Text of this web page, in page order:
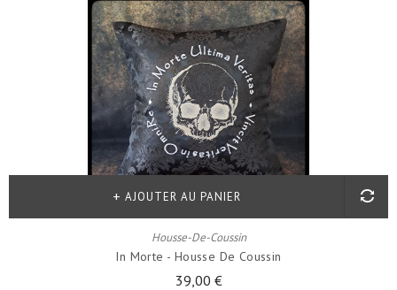
Housse-De-Coussin
In Morte - Housse De Coussin
39,00 €
AJOUTER AU PANIER